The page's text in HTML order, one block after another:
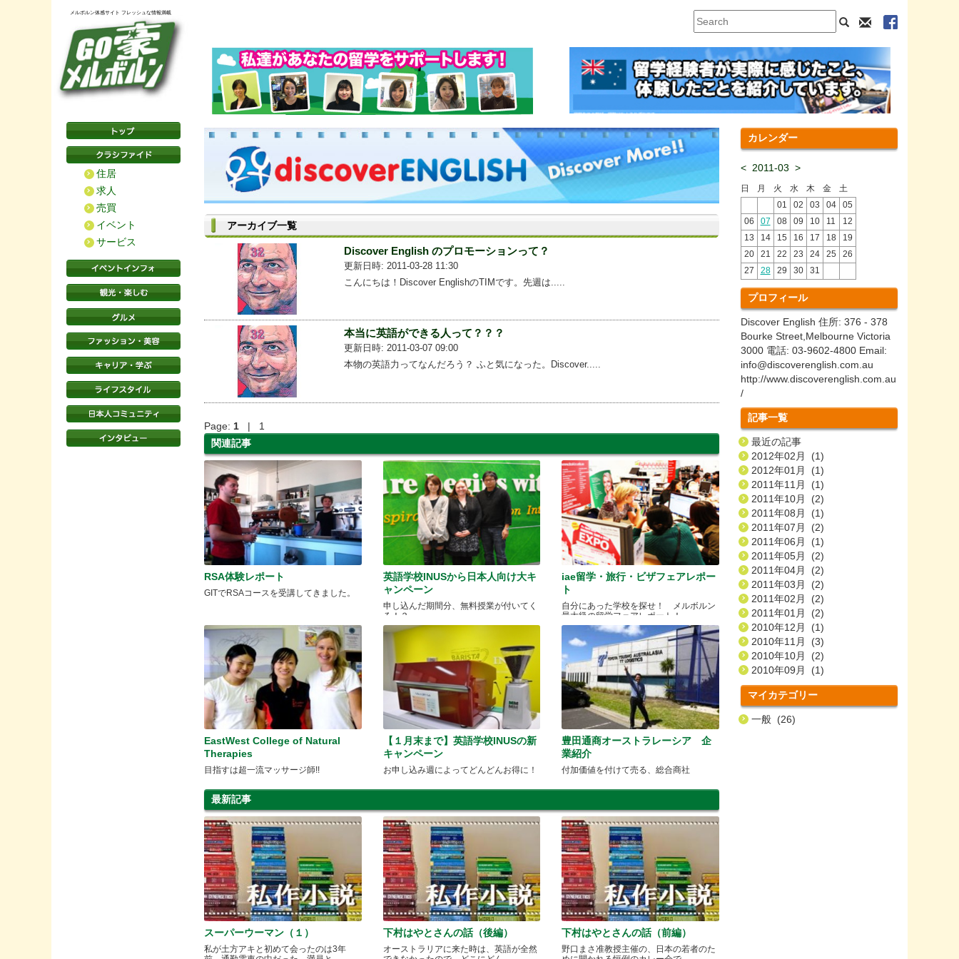
メルボルン体感サイト フレッシュな情報満載
住居
求人
売買
イベント
サービス
アーカイブ一覧
Discover English のプロモーションって？
更新日時: 2011-03-28 11:30
こんにちは！Discover EnglishのTIMです。先週は.....
本当に英語ができる人って？？？
更新日時: 2011-03-07 09:00
本物の英語力ってなんだろう？ ふと気になった。Discover.....
Page: 1 | 1
関連記事
RSA体験レポート
GITでRSAコースを受講してきました。
英語学校INUSから日本人向け大キ
ャンペーン
申し込んだ期間分、無料授業が付いてく
る！？
iae留学・旅行・ビザフェアレポー
ト
自分にあった学校を探せ！ メルボルン
最大級の留学フェアレポート！
EastWest College of Natural
Therapies
目指すは超一流マッサージ師!!
【１月末まで】英語学校INUSの新
キャンペーン
お申し込み週によってどんどんお得に！
豊田通商オーストラレーシア 企
業紹介
付加価値を付けて売る、総合商社
最新記事
スーパーウーマン（１）
私が土方アキと初めて会ったのは3年
下村はやとさんの話（後編）
オーストラリアに来た時は、英語が全然
下村はやとさんの話（前編）
野口まさ准教授主催の、日本の若者のた
カレンダー
< 2011-03 >
日 月 火 水 木 金
土
01
02 03 04
05
06
07 08 09 10 11
12
13
14 15 16 17 18
19
20
21 22 23 24 25
26
27
28 29 30 31
プロフィール
Discover English 住所: 376 - 378
Bourke Street,Melbourne Victoria
3000 電話: 03-9602-4800 Email:
info@discoverenglish.com.au
http://www.discoverenglish.com.au
/
記事一覧
最近の記事
2012年02月 (1)
2012年01月 (1)
2011年11月 (1)
2011年10月 (2)
2011年08月 (1)
2011年07月 (2)
2011年06月 (1)
2011年05月 (2)
2011年04月 (2)
2011年03月 (2)
2011年02月 (2)
2011年01月 (2)
2010年12月 (1)
2010年11月 (3)
2010年10月 (2)
2010年09月 (1)
マイカテゴリー
一般 (26)